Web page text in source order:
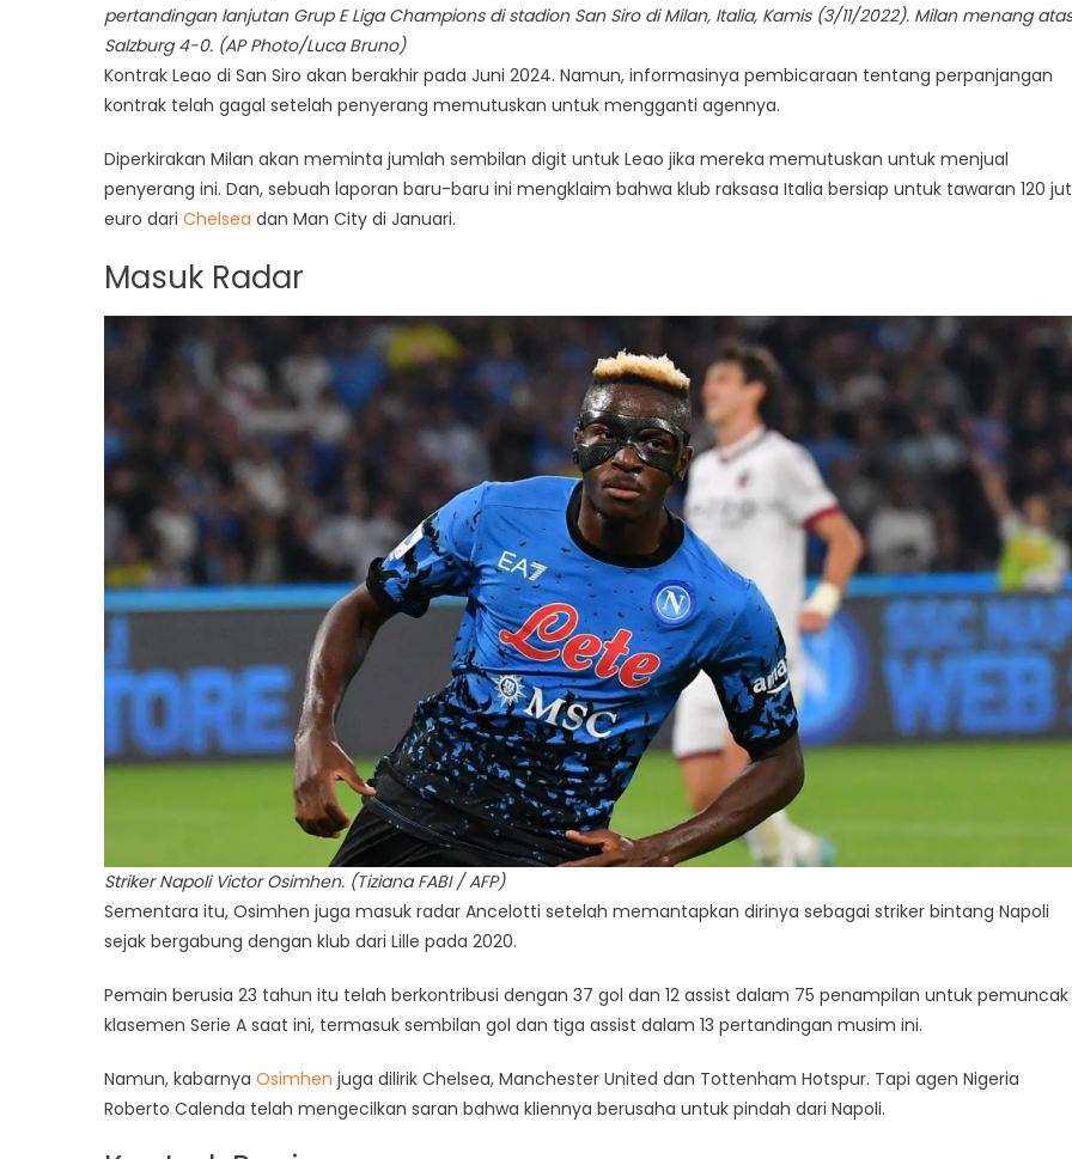
pertandingan lanjutan Grup E Liga Champions di stadion San Siro di Milan, Italia, Kamis (3/11/2022). Milan menang atas
Salzburg 4-0. (AP Photo/Luca Bruno)
Kontrak Leao di San Siro akan berakhir pada Juni 2024. Namun, informasinya pembicaraan tentang perpanjangan
kontrak telah gagal setelah penyerang memutuskan untuk mengganti agennya.
Diperkirakan Milan akan meminta jumlah sembilan digit untuk Leao jika mereka memutuskan untuk menjual
penyerang ini. Dan, sebuah laporan baru-baru ini mengklaim bahwa klub raksasa Italia bersiap untuk tawaran 120
euro dari Chelsea dan Man City di Januari.
Masuk Radar
Striker Napoli Victor Osimhen. (Tiziana FABI / AFP)
Sementara itu, Osimhen juga masuk radar Ancelotti setelah memantapkan dirinya sebagai striker bintang Napoli
sejak bergabung dengan klub dari Lille pada 2020.
Pemain berusia 23 tahun itu telah berkontribusi dengan 37 gol dan 12 assist dalam 75 penampilan untuk pemuncak
klasemen Serie A saat ini, termasuk sembilan gol dan tiga assist dalam 13 pertandingan musim ini.
Namun, kabarnya Osimhen juga dilirik Chelsea, Manchester United dan Tottenham Hotspur. Tapi agen Nigeria
Roberto Calenda telah mengecilkan saran bahwa kliennya berusaha untuk pindah dari Napoli.